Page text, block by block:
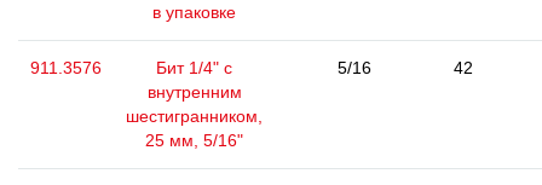
в упаковке
911.3576
Бит 1/4" с
внутренним
шестигранником,
25 мм, 5/16"
5/16 42